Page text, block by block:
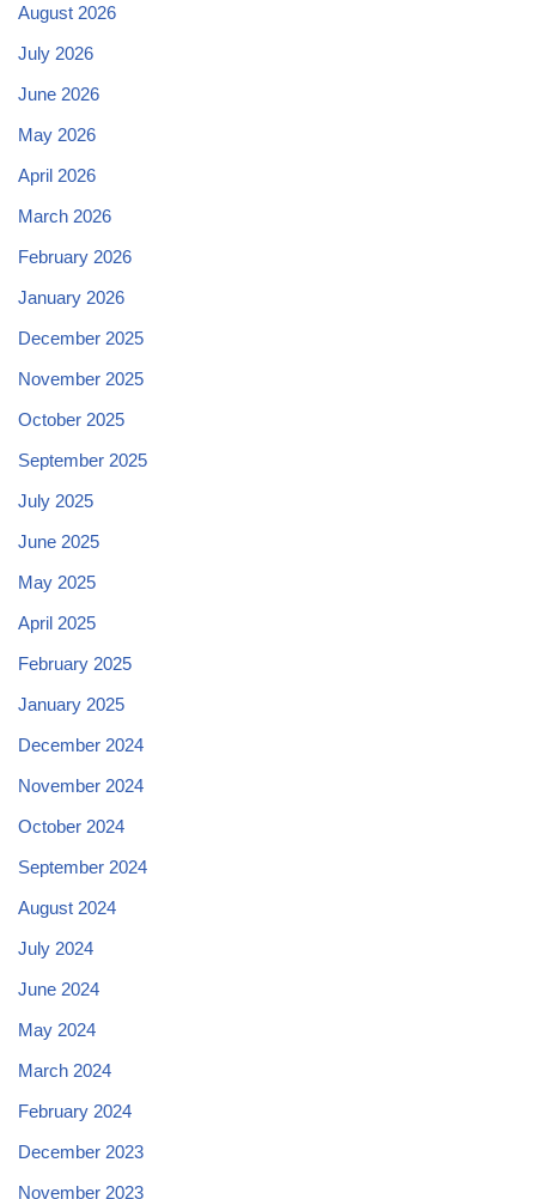
August 2026
July 2026
June 2026
May 2026
April 2026
March 2026
February 2026
January 2026
December 2025
November 2025
October 2025
September 2025
July 2025
June 2025
May 2025
April 2025
February 2025
January 2025
December 2024
November 2024
October 2024
September 2024
August 2024
July 2024
June 2024
May 2024
March 2024
February 2024
December 2023
November 2023